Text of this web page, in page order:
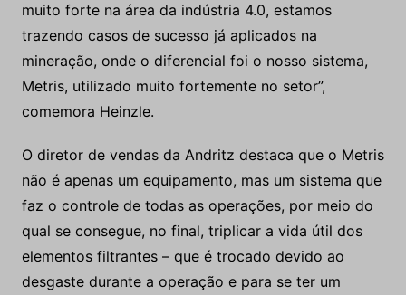
muito forte na área da indústria 4.0, estamos
trazendo casos de sucesso já aplicados na
mineração, onde o diferencial foi o nosso sistema,
Metris, utilizado muito fortemente no setor”,
comemora Heinzle.
O diretor de vendas da Andritz destaca que o Metris
não é apenas um equipamento, mas um sistema que
faz o controle de todas as operações, por meio do
qual se consegue, no final, triplicar a vida útil dos
elementos filtrantes – que é trocado devido ao
desgaste durante a operação e para se ter um